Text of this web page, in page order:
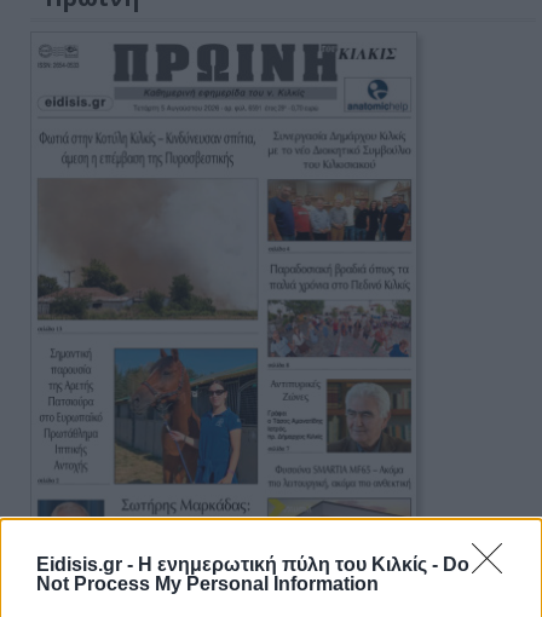
Eidisis.gr - Η ενημερωτική πύλη του Κιλκίς - Do
Not Process My Personal Information
Πρωινή 5-8-2026